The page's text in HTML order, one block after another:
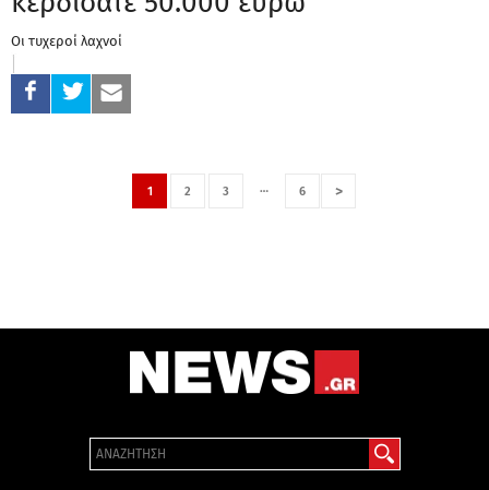
Οι τυχεροί λαχνοί
1 2 3 … 6 >